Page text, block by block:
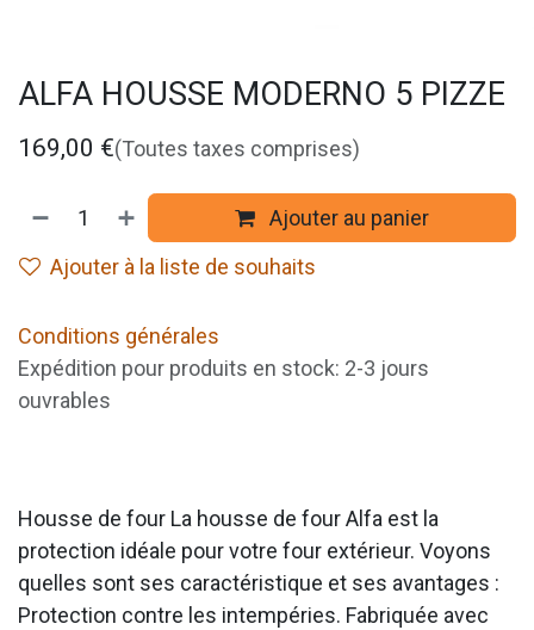
ALFA HOUSSE MODERNO 5 PIZZE
169,00 €(Toutes taxes comprises)
Ajouter au panier
Ajouter à la liste de souhaits
Conditions générales
Expédition pour produits en stock: 2-3 jours
ouvrables
Housse de four La housse de four Alfa est la
protection idéale pour votre four extérieur. Voyons
quelles sont ses caractéristique et ses avantages :
Protection contre les intempéries. Fabriquée avec